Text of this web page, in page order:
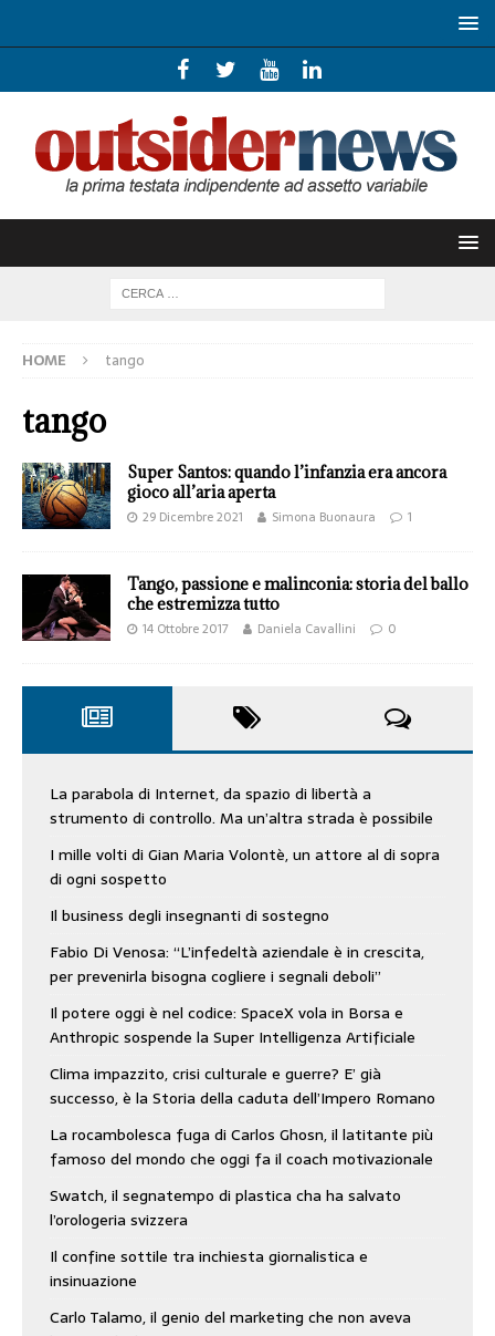
HOME tango
tango
Super Santos: quando l’infanzia era ancora
gioco all’aria aperta
29 Dicembre 2021 Simona Buonaura 1
Tango, passione e malinconia: storia del ballo
che estremizza tutto
14 Ottobre 2017 Daniela Cavallini 0
La parabola di Internet, da spazio di libertà a
strumento di controllo. Ma un’altra strada è possibile
I mille volti di Gian Maria Volontè, un attore al di sopra
di ogni sospetto
Il business degli insegnanti di sostegno
Fabio Di Venosa: “L’infedeltà aziendale è in crescita,
per prevenirla bisogna cogliere i segnali deboli”
Il potere oggi è nel codice: SpaceX vola in Borsa e
Anthropic sospende la Super Intelligenza Artificiale
Clima impazzito, crisi culturale e guerre? E’ già
successo, è la Storia della caduta dell’Impero Romano
La rocambolesca fuga di Carlos Ghosn, il latitante più
famoso del mondo che oggi fa il coach motivazionale
Swatch, il segnatempo di plastica cha ha salvato
l’orologeria svizzera
Il confine sottile tra inchiesta giornalistica e
insinuazione
Carlo Talamo, il genio del marketing che non aveva